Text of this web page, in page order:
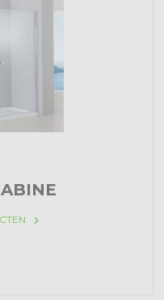
keyboard_arrow_right